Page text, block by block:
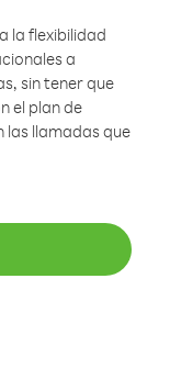
la flexibilidad
a
sin tener que
el plan de
las llamadas que